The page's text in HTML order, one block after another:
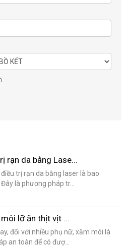
rạn da bằng Lase...
điều trị rạn da bằng laser là bao
là phương pháp tr...
môi lỡ ăn thịt vịt ...
đối với nhiều phụ nữ, xăm môi là
an toàn để có đượ...